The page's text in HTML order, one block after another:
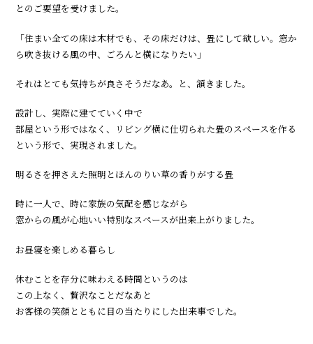
とのご要望を受けました。
「住まい全ての床は木材でも、その床だけは、畳にして欲しい。窓か
ら吹き抜ける風の中、ごろんと横になりたい」
それはとても気持ちが良さそうだなあ。と、頷きました。
設計し、実際に建てていく中で
部屋という形ではなく、リビング横に仕切られた畳のスペースを作る
という形で、実現されました。
明るさを押さえた照明とほんのりい草の香りがする畳
時に一人で、時に家族の気配を感じながら
窓からの風が心地いい特別なスペースが出来上がりました。
お昼寝を楽しめる暮らし
休むことを存分に味わえる時間というのは
この上なく、贅沢なことだなあと
お客様の笑顔とともに目の当たりにした出来事でした。